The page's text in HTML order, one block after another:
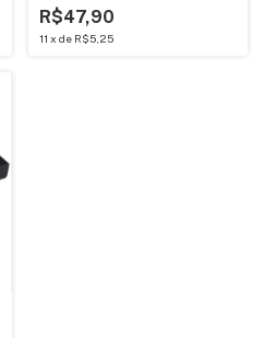
R$47,90
11 x de R$5,25